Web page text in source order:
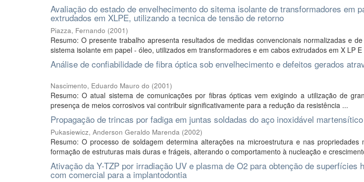
Avaliação do estado de envelhecimento do sitema isolante de transformadores em
extrudados em XLPE, utilizando a tecnica de tensão de retorno
Piazza, Fernando (2001)
Resumo: O presente trabalho apresenta resultados de medidas convencionais normalizadas e
sistema isolante em papel - óleo, utilizados em transformadores e em cabos extrudados em X LP E
Análise de confiabilidade de fibra óptica sob envelhecimento e defeitos gerados
Nascimento, Eduardo Mauro do (2001)
Resumo: O atual sistema de comunicações por fibras ópticas vem exigindo a utilização de
presença de meios corrosivos vai contribuir significativamente para a redução da resistência ...
Propagação de trincas por fadiga em juntas soldadas do aço inoxidável
Pukasiewicz, Anderson Geraldo Marenda (2002)
Resumo: O processo de soldagem determina alterações na microestrutura e nas
formação de estruturas mais duras e frágeis, alterando o comportamento à nucleação e
Ativação da Y-TZP por irradiação UV e plasma de O2 para obtenção de superfícies
com comercial para a implantodontia